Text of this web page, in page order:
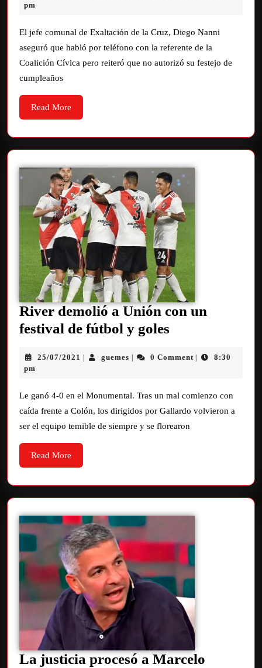
pm
El jefe comunal de Exaltación de la Cruz, Diego Nanni
aseguró que habló por teléfono con la referente de la
Coalición Cívica pero reiteró que no autorizó su festejo de
cumpleaños
Read More
River demolió a Unión con un
festival de fútbol y goles
25/07/2021 guemes 0 Comment
8:30
pm
Le ganó 4-0 en el Monumental. Tras un mal comienzo con
caída frente a Colón, los dirigidos por Gallardo volvieron a
ser el equipo temible de siempre y se florearon
Read More
La justicia procesó a Marcelo